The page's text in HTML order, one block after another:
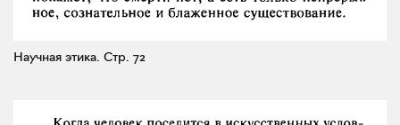
Научная этика. Стр. 72